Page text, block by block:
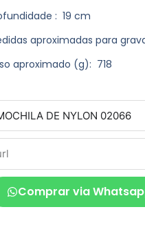
: 19 cm
aproximadas para
aproximado (g): 718
Comprar via